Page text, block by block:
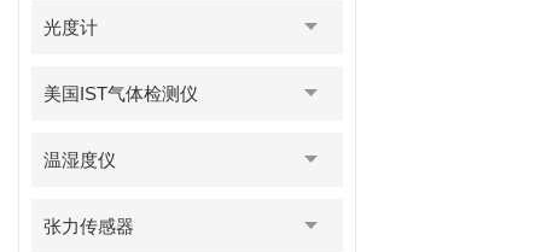
光度计
美国IST气体检测仪
温湿度仪
张力传感器